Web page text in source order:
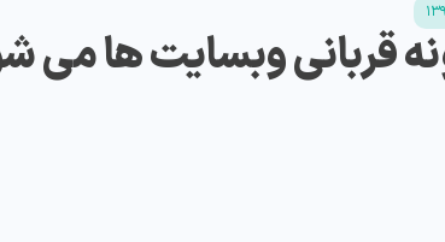
قربانی وبسایت ها می